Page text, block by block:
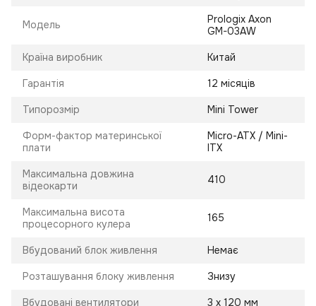
Модель
Prologix Axon
GM-03AW
Країна виробник Китай
Гарантія 12 місяців
Типорозмір Mini Tower
Форм-фактор материнської
плати
Micro-ATX / Mini-
ITX
Максимальна довжина
відеокарти
410
Максимальна висота
процесорного кулера
165
Вбудований блок живлення Немає
Розташування блоку живлення Знизу
Вбудовані вентилятори 3 х 120 мм